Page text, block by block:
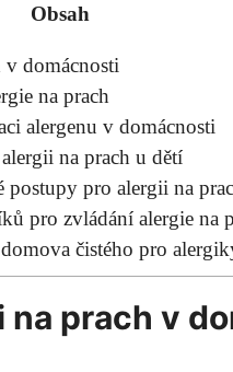
Obsah
domácnosti
na prach
alergenu v​ domácnosti
​na ‍prach u dětí
pro alergii na‍
pro zvládání alergie na⁣
čistého pro
na prach v